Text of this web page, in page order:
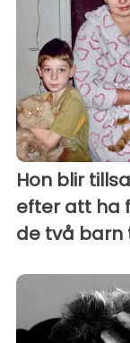
Hon blir
efter att ha
de två